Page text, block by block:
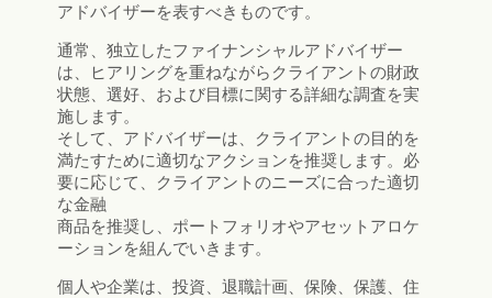
アドバイザーを表すべきものです。
通常、独立したファイナンシャルアドバイザー
は、ヒアリングを重ねながらクライアントの財政
状態、選好、および目標に関する詳細な調査を実
施します。
そして、アドバイザーは、クライアントの目的を
満たすために適切なアクションを推奨します。必
要に応じて、クライアントのニーズに合った適切
な金融
商品を推奨し、ポートフォリオやアセットアロケ
ーションを組んでいきます。
個人や企業は、投資、退職計画、保険、保護、住